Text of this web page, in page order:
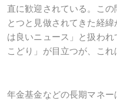
直に歓迎されている。こ
とつと見做されてきた経
は良いニュース」と扱わ
こどり」が目立つが、これ
年金基金などの長期マネ